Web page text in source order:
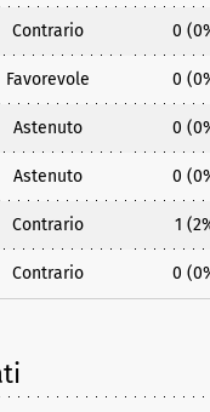
Contrario 0
Favorevole 0
Astenuto 0
Astenuto 0
Contrario 1
Contrario 0